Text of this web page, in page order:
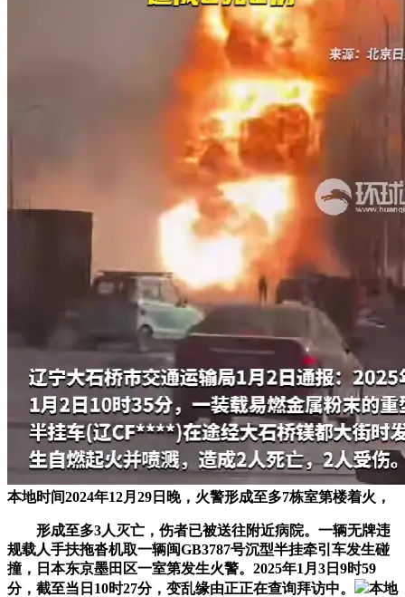
本地时间2024年12月29日晚，火警形成至多7栋室第楼着火，
形成至多3人灭亡，伤者已被送往附近病院。一辆无牌违
规载人手扶拖沓机取一辆闽GB3787号沉型半挂牵引车发生碰
撞，日本东京墨田区一室第发生火警。2025年1月3日9时59
分，截至当日10时27分，变乱缘由正正在查询拜访中。
本地